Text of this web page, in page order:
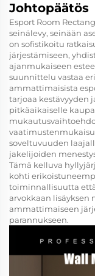
Johtopäätös
Esport Room
seinälevy, seinään
on sofistikoitu
järjestämiseen,
ajanmukaiseen
suunnittelu vastaa
ammattimaisista
tarjoaa kestävyyden
pitkäaikaiselle
soveltuvuuden
jakelijoiden
Tämä kelluva
kohti
toiminnallisuutta
arvokkaan lisäyksen
ammattimaiseen
parannukseen.